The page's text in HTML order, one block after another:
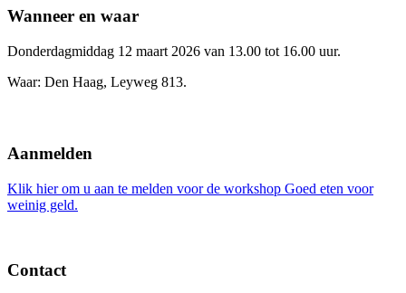
Wanneer en waar
Donderdagmiddag 12 maart 2026 van 13.00 tot 16.00 uur.
Waar: Den Haag, Leyweg 813.
Aanmelden
Klik hier om u aan te melden voor de workshop Goed eten voor
weinig geld.
Contact